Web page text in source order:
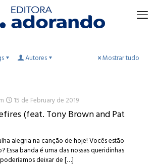
Autores Mostrar tudo
15 de February de 2019
(feat. Tony Brown and Pat
alegria na canção de hoje! Vocês estão
Essa banda é uma das nossas queridinhas
deixar de[…]